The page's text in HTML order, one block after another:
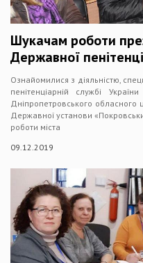
Шукачам роботи
Державної
Ознайомилися з діяльністю,
пенітенціарній службі
Дніпропетровського обласного
Державної установи
роботи міста
09.12.2019